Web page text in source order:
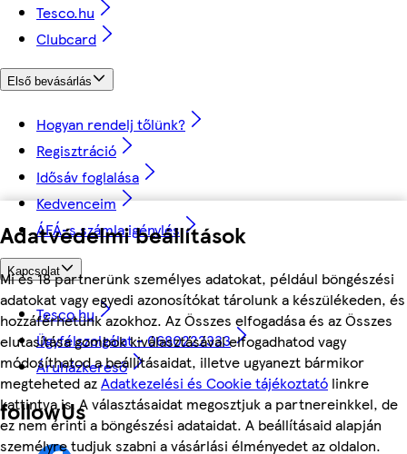
Adatvédelmi beállítások
Mi és 18 partnerünk személyes adatokat, például böngészési
adatokat vagy egyedi azonosítókat tárolunk a készülékeden, és
hozzáférhetünk azokhoz. Az Összes elfogadása és az Összes
elutasítása gombok kiválasztásával elfogadhatod vagy
módosíthatod a beállításaidat, illetve ugyanezt bármikor
megteheted azAdatkezelési és Cookie tájékoztató linkre
kattintva is. A választásaidat megosztjuk a partnereinkkel, de
ez nem érinti a böngészési adataidat. A beállításaid alapján
személyre tudjuk szabni a vásárlási élményedet az oldalon.
Tesco.hu
Clubcard
Első bevásárlás
Hogyan rendelj tőlünk?
Regisztráció
Idősáv foglalása
Kedvenceim
ÁFÁ-s számla igénylés
Kapcsolat
Tesco.hu
Ügyfélszolgálat - 0680222333
Áruházkereső
followUs